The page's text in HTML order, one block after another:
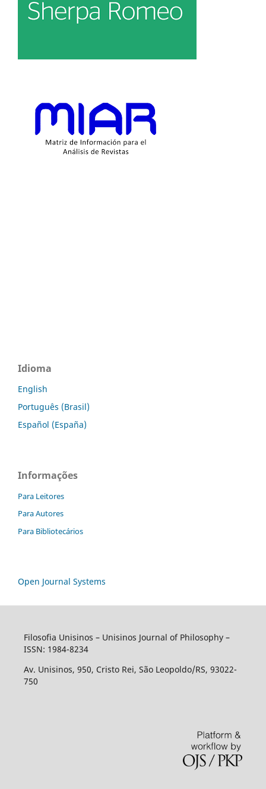
Idioma
English
Português (Brasil)
Español (España)
Informações
Para Leitores
Para Autores
Para Bibliotecários
Open Journal Systems
Filosofia Unisinos – Unisinos Journal of Philosophy –
ISSN: 1984-8234
Av. Unisinos, 950, Cristo Rei, São Leopoldo/RS, 93022-
750